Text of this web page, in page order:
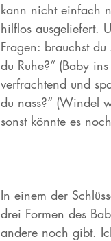
kann nicht einfach
hilflos ausgeliefert.
Fragen: brauchst
du Ruhe?“ (Baby
verfrachtend und
du nass?“ (Windel
sonst könnte es
In einem der
drei Formen des
andere noch gibt.